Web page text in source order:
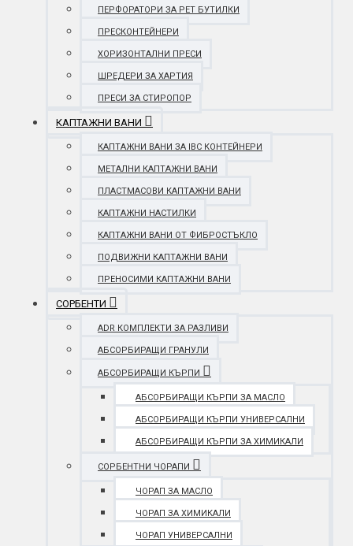
ПЕРФОРАТОРИ ЗА PET БУТИЛКИ
ПРЕСКОНТЕЙНЕРИ
ХОРИЗОНТАЛНИ ПРЕСИ
ШРЕДЕРИ ЗА ХАРТИЯ
ПРЕСИ ЗА СТИРОПОР
КАПТАЖНИ ВАНИ
КАПТАЖНИ ВАНИ ЗА IBC КОНТЕЙНЕРИ
МЕТАЛНИ КАПТАЖНИ ВАНИ
ПЛАСТМАСОВИ КАПТАЖНИ ВАНИ
КАПТАЖНИ НАСТИЛКИ
КАПТАЖНИ ВАНИ ОТ ФИБРОСТЪКЛО
ПОДВИЖНИ КАПТАЖНИ ВАНИ
ПРЕНОСИМИ КАПТАЖНИ ВАНИ
СОРБЕНТИ
ADR КОМПЛЕКТИ ЗА РАЗЛИВИ
АБСОРБИРАЩИ ГРАНУЛИ
АБСОРБИРАЩИ КЪРПИ
АБСОРБИРАЩИ КЪРПИ ЗА МАСЛО
АБСОРБИРАЩИ КЪРПИ УНИВЕРСАЛНИ
АБСОРБИРАЩИ КЪРПИ ЗА ХИМИКАЛИ
СОРБЕНТНИ ЧОРАПИ
ЧОРАП ЗА МАСЛО
ЧОРАП ЗА ХИМИКАЛИ
ЧОРАП УНИВЕРСАЛНИ